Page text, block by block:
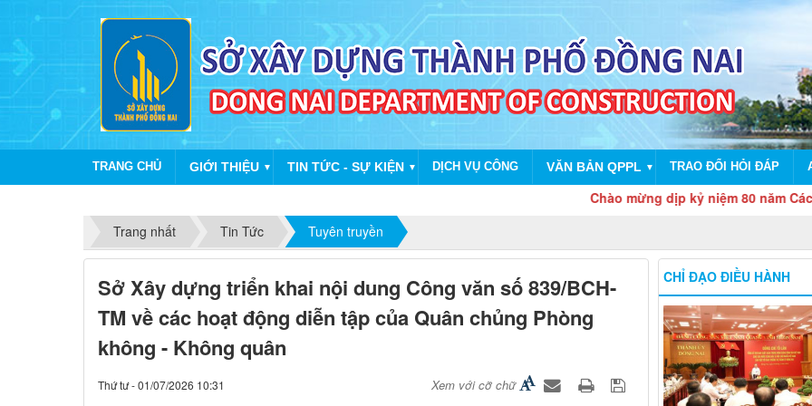
TRANG CHỦ GIỚI THIỆU ▼ TIN TỨC - SỰ KIỆN ▼ DỊCH VỤ CÔNG VĂN BẢN QPPL ▼ TRAO ĐỔI HỎI ĐÁP
Chào mừng dịp kỷ niệm 80 năm Cách
Trang nhất
Tin Tức Tuyên truyền
Sở Xây dựng triển khai nội dung Công văn số 839/BCH-
TM về các hoạt động diễn tập của Quân chủng Phòng
không - Không quân
Thứ tư - 01/07/2026 10:31 Xem với cỡ chữ
CHỈ ĐẠO ĐIỀU HÀNH